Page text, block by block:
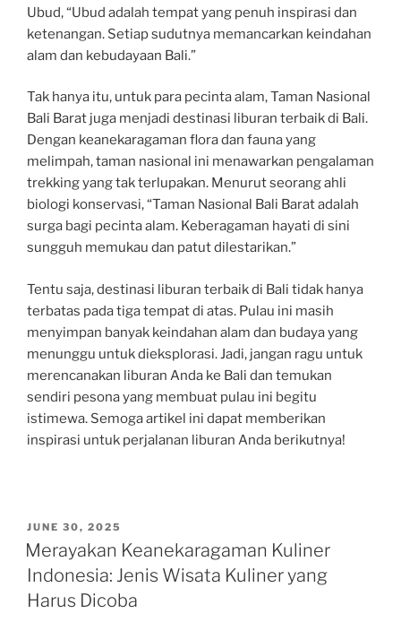
Ubud, “Ubud adalah tempat yang penuh inspirasi dan
ketenangan. Setiap sudutnya memancarkan keindahan
alam dan kebudayaan Bali.”
Tak hanya itu, untuk para pecinta alam, Taman Nasional
Bali Barat juga menjadi destinasi liburan terbaik di Bali.
Dengan keanekaragaman flora dan fauna yang
melimpah, taman nasional ini menawarkan pengalaman
trekking yang tak terlupakan. Menurut seorang ahli
biologi konservasi, “Taman Nasional Bali Barat adalah
surga bagi pecinta alam. Keberagaman hayati di sini
sungguh memukau dan patut dilestarikan.”
Tentu saja, destinasi liburan terbaik di Bali tidak hanya
terbatas pada tiga tempat di atas. Pulau ini masih
menyimpan banyak keindahan alam dan budaya yang
menunggu untuk dieksplorasi. Jadi, jangan ragu untuk
merencanakan liburan Anda ke Bali dan temukan
sendiri pesona yang membuat pulau ini begitu
istimewa. Semoga artikel ini dapat memberikan
inspirasi untuk perjalanan liburan Anda berikutnya!
POSTED
ON
JUNE 30, 2025
Merayakan Keanekaragaman Kuliner
Indonesia: Jenis Wisata Kuliner yang
Harus Dicoba